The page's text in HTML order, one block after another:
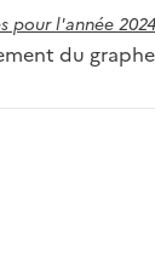
pour l'année 2024
du